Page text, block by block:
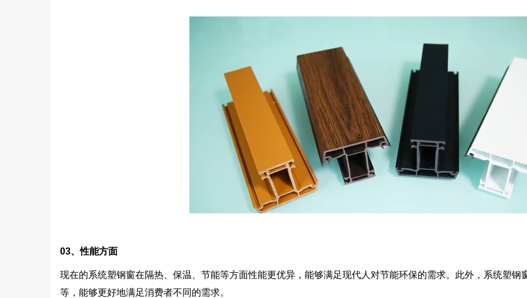
03、性能方面
现在的系统塑钢窗在隔热、保温、节能等方面性能更优异，能够满足现代人对节能环保的需求。此外，系统塑
等，能够更好地满足消费者不同的需求。